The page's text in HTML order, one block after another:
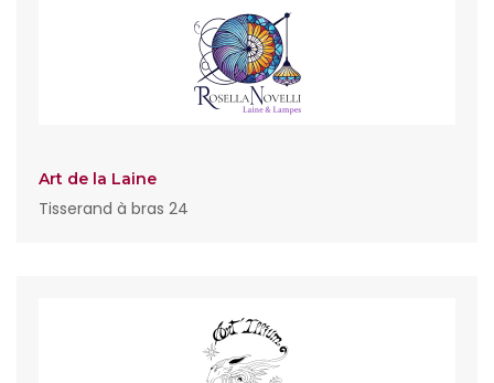
Art de la Laine
Tisserand à bras 24